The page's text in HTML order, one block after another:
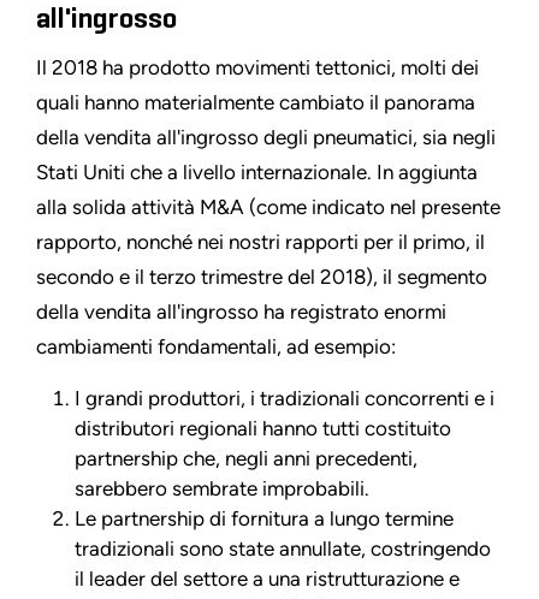
all'ingrosso
Il 2018 ha prodotto movimenti tettonici, molti dei
quali hanno materialmente cambiato il panorama
della vendita all'ingrosso degli pneumatici, sia negli
Stati Uniti che a livello internazionale. In aggiunta
alla solida attività M&A (come indicato nel presente
rapporto, nonché nei nostri rapporti per il primo, il
secondo e il terzo trimestre del 2018), il segmento
della vendita all'ingrosso ha registrato enormi
cambiamenti fondamentali, ad esempio:
I grandi produttori, i tradizionali concorrenti e i
distributori regionali hanno tutti costituito
partnership che, negli anni precedenti,
sarebbero sembrate improbabili.
Le partnership di fornitura a lungo termine
tradizionali sono state annullate, costringendo
il leader del settore a una ristrutturazione e